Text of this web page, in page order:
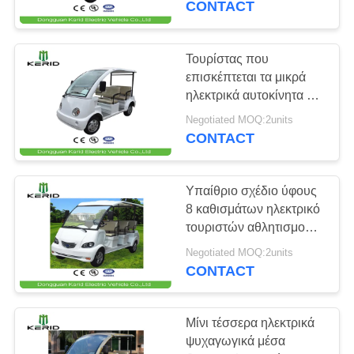
Ρυμουλκό
τροχόσπιτων
τροχόσπιτων
11
Όχημα πολλαπλών
χρήσεων ATV
9
CONTACT
Τουρίστας που
επισκέπτεται τα μικρά
ηλεκτρικά αυτοκίνητα με
την κενή ρόδα για το
πρόσωπο 4
Negotiated MOQ:2units
CONTACT
Υπαίθριο σχέδιο ύφους
8 καθισμάτων ηλεκτρικό
τουριστών αθλητισμού
λεωφορείων με
μπαταρίες
Negotiated MOQ:2units
CONTACT
Μίνι τέσσερα ηλεκτρικά
ψυχαγωγικά μέσα